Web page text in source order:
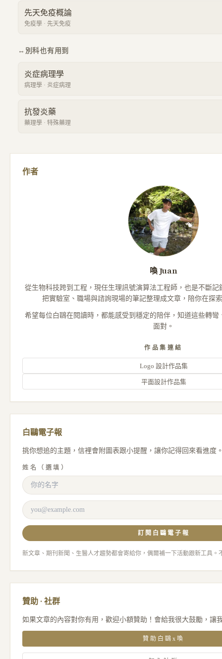
先天免疫概論
免疫學 · 先天免疫
↔ 別科也有用到
炎症病理學
病理學 · 炎症病理
抗發炎藥
藥理學 · 特殊藥理
作者
喚 Juan
從生物科技跨到工程，現任生理訊號演算法工程師，也是不斷
把實驗室、職場與諮詢現場的筆記整理成文章，陪你在探
希望每位白鷗在閱讀時，都能感受到穩定的陪伴，知道這些轉
面對。
作品集連結
Logo 設計作品集
平面設計作品集
白鷗電子報
挑你想追的主題，信裡會附圖表跟小提醒，讓你記得回來看進度
姓名（選填）
訂閱白鷗電子報
新文章、期刊新聞、生醫人才趨勢都會寄給你，偶爾補一下活動跟新工具。
贊助 · 社群
如果文章的內容對你有用，歡迎小額贊助！會給我很大鼓勵，讓
贊助白鷗x喚